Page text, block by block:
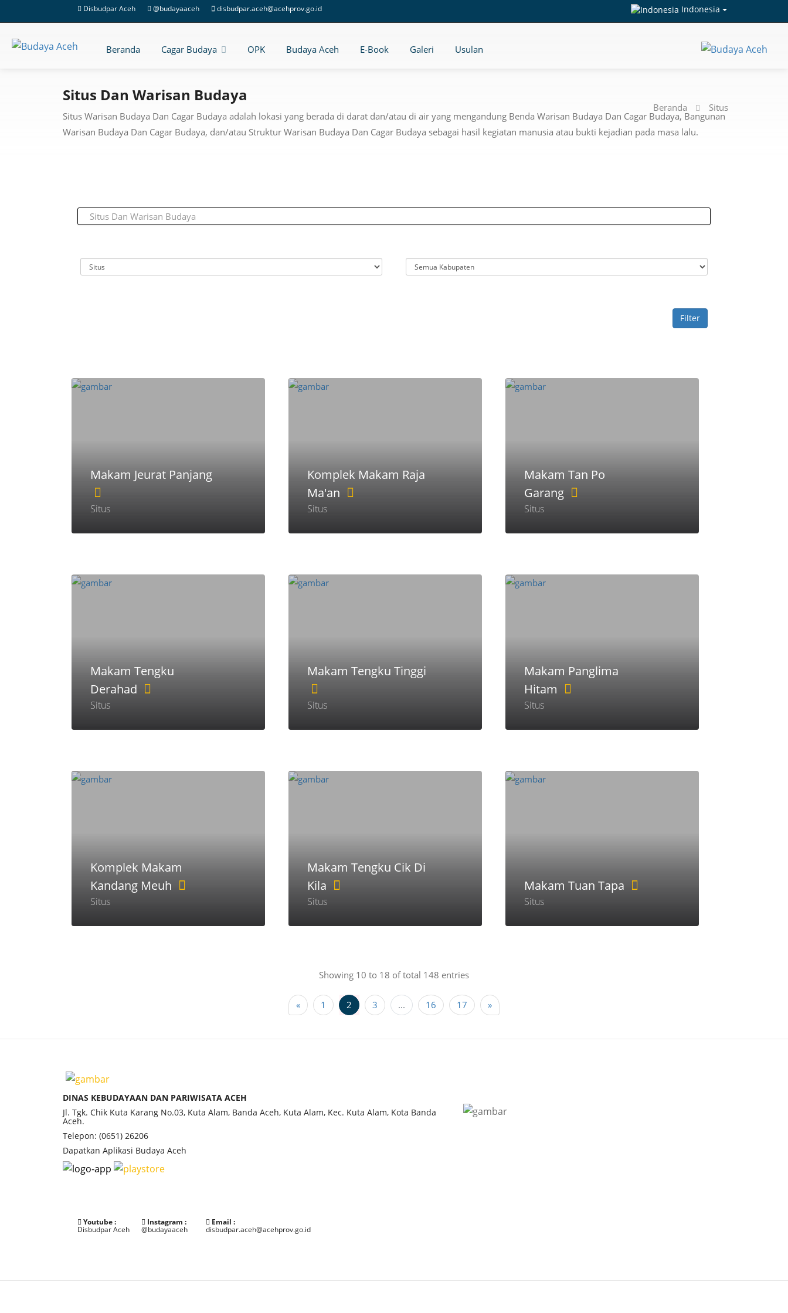
Disbudpar Aceh @budayaaceh disbudpar.aceh@acehprov.go.id Indonesia
Beranda Cagar Budaya OPK Budaya Aceh E-Book Galeri Usulan
Situs Dan Warisan Budaya
Situs Warisan Budaya Dan Cagar Budaya adalah lokasi yang berada di darat dan/atau di air yang mengandung Benda Warisan Budaya Dan Cagar Budaya, Bangunan
Warisan Budaya Dan Cagar Budaya, dan/atau Struktur Warisan Budaya Dan Cagar Budaya sebagai hasil kegiatan manusia atau bukti kejadian pada masa lalu.
Beranda Situs
Filter
Makam Jeurat Panjang
Situs
Komplek Makam Raja
Ma'an
Situs
Makam Tan Po
Garang
Situs
Makam Tengku
Derahad
Situs
Makam Tengku Tinggi
Situs
Makam Panglima
Hitam
Situs
Komplek Makam
Kandang Meuh
Situs
Makam Tengku Cik Di
Kila
Situs
Makam Tuan Tapa
Situs
Showing 10 to 18 of total 148 entries
« 1 2 3 ... 16 17 »
DINAS KEBUDAYAAN DAN PARIWISATA ACEH
Jl. Tgk. Chik Kuta Karang No.03, Kuta Alam, Banda Aceh, Kuta Alam, Kec. Kuta Alam, Kota Banda
Aceh.
Telepon: (0651) 26206
Dapatkan Aplikasi Budaya Aceh
Youtube :
Disbudpar Aceh
Instagram :
@budayaaceh
Email :
disbudpar.aceh@acehprov.go.id